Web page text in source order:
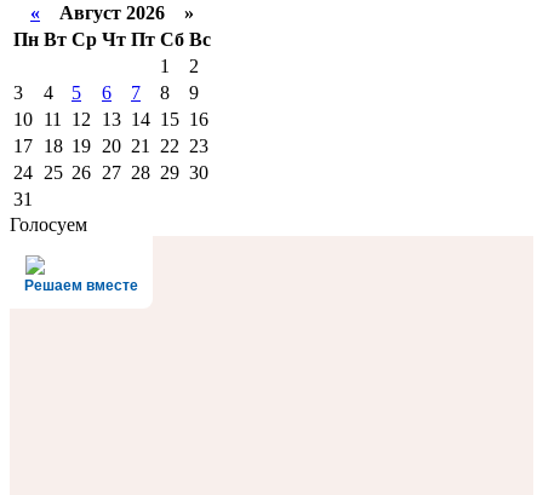
« Август 2026 »
Пн Вт Ср Чт Пт Сб Вс
1
2
3
4 5 6 7 8
9
10 11 12 13 14 15 16
17 18 19 20 21 22 23
24 25 26 27 28 29 30
31
Голосуем
Решаем вместе